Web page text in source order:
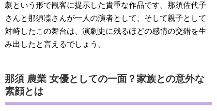
劇という形で観客に提示した貴重な作品です。那須佐代子
さんと那須凜さんが一人の演者として、そして親子として
対峙したこの舞台は、演劇史に残るほどの感情の交錯を生
み出したと言えるでしょう。
那須 農業 女優としての一面？家族との意外な
素顔とは